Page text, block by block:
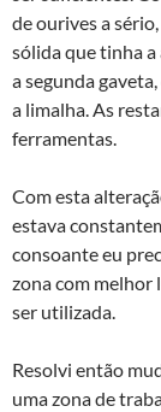
de ourives a
sólida que tinha
a segunda
a limalha. As
ferramentas.
Com esta
estava
consoante eu
zona com melhor
ser utilizada.
Resolvi então
uma zona de